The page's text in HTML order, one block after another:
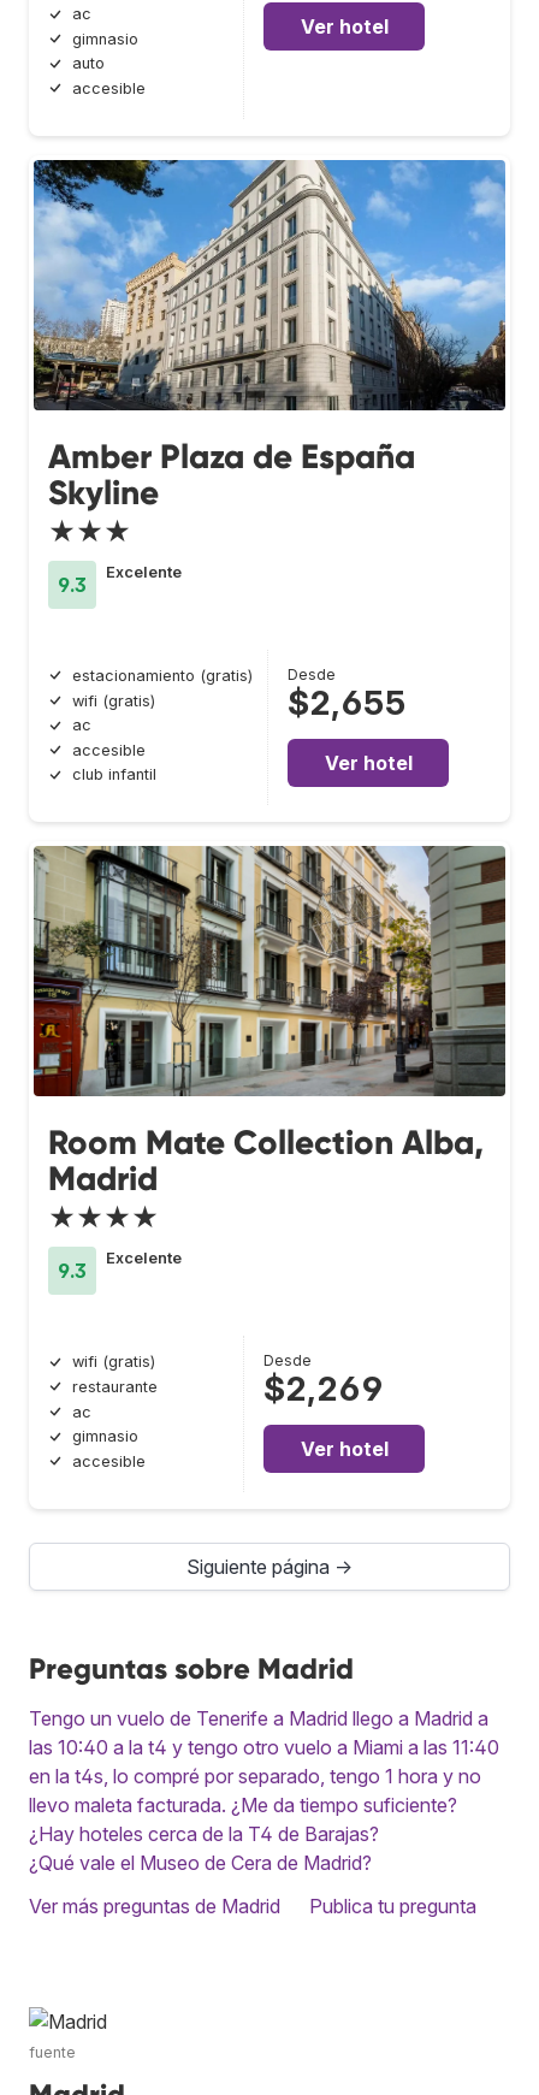
ac
gimnasio
auto
accesible
Ver hotel
Amber Plaza de España
Skyline
★★★
9.3
Excelente
estacionamiento (gratis)
wifi (gratis)
ac
accesible
club infantil
Desde
$2,655
Ver hotel
Room Mate Collection Alba,
Madrid
★★★★
9.3
Excelente
wifi (gratis)
restaurante
ac
gimnasio
accesible
Desde
$2,269
Ver hotel
Siguiente página →
Preguntas sobre Madrid
Tengo un vuelo de Tenerife a Madrid llego a Madrid a
las 10:40 a la t4 y tengo otro vuelo a Miami a las 11:40
en la t4s, lo compré por separado, tengo 1 hora y no
llevo maleta facturada. ¿Me da tiempo suficiente?
¿Hay hoteles cerca de la T4 de Barajas?
¿Qué vale el Museo de Cera de Madrid?
Ver más preguntas de Madrid
Publica tu pregunta
fuente